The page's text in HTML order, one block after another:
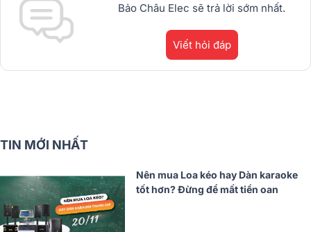
Bảo Châu Elec sẽ trả lời sớm nhất.
Viết hỏi đáp
TIN MỚI NHẤT
Nên mua Loa kéo hay Dàn karaoke
tốt hơn? Đừng để mất tiền oan